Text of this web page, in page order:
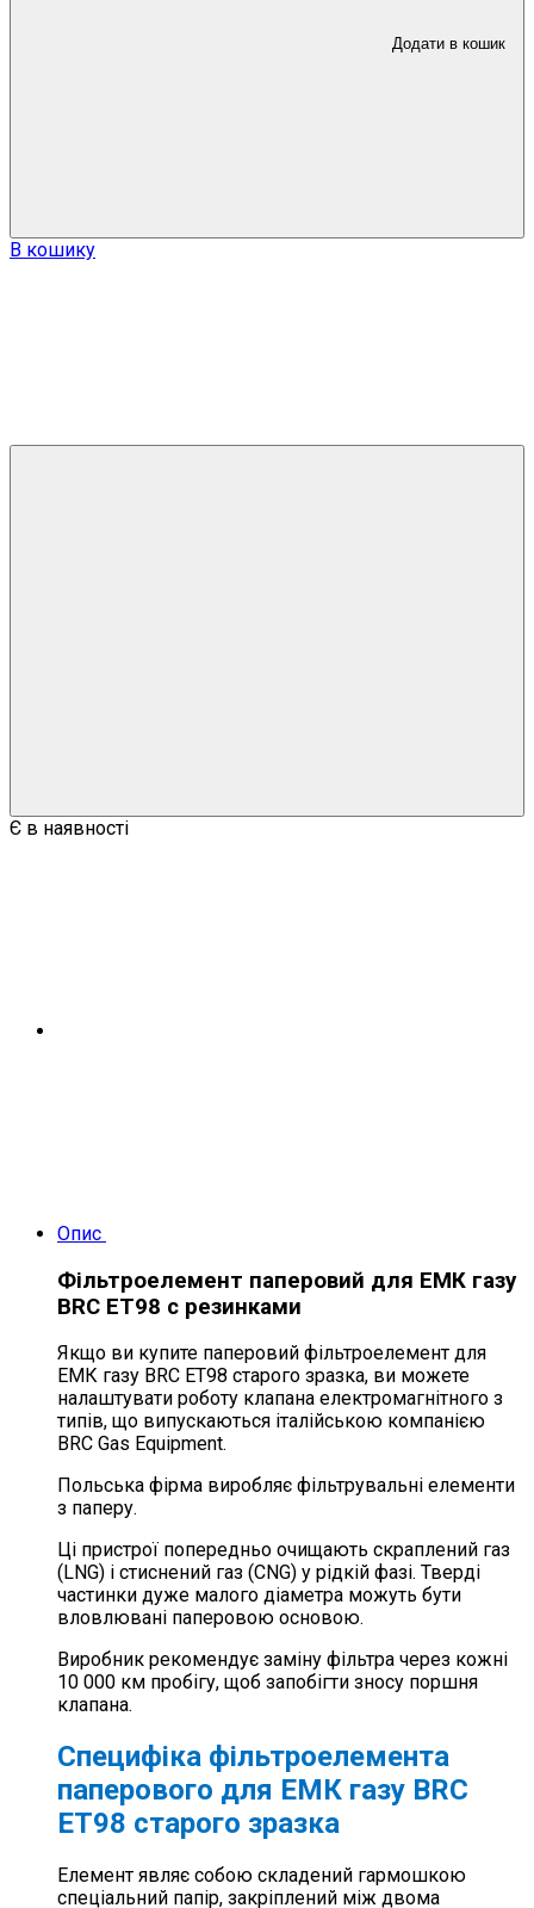
Додати в кошик
В кошику
Є в наявності
Опис
Фільтроелемент паперовий для ЕМК газу
BRC ET98 c резинками
Якщо ви купите паперовий фільтроелемент для
ЕМК газу BRC ET98 старого зразка, ви можете
налаштувати роботу клапана електромагнітного з
типів, що випускаються італійською компанією
BRC Gas Equipment.
Польська фірма виробляє фільтрувальні елементи
з паперу.
Ці пристрої попередньо очищають скраплений газ
(LNG) і стиснений газ (CNG) у рідкій фазі. Тверді
частинки дуже малого діаметра можуть бути
вловлювані паперовою основою.
Виробник рекомендує заміну фільтра через кожні
10 000 км пробігу, щоб запобігти зносу поршня
клапана.
Специфіка фільтроелемента
паперового для ЕМК газу BRC
ET98 старого зразка
Елемент являє собою складений гармошкою
спеціальний папір, закріплений між двома